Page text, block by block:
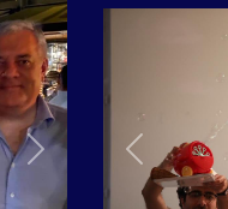
Next Previous